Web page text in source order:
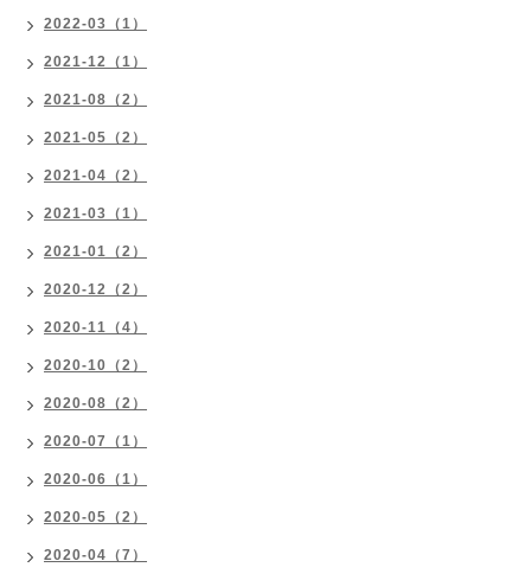
2022-03（1）
2021-12（1）
2021-08（2）
2021-05（2）
2021-04（2）
2021-03（1）
2021-01（2）
2020-12（2）
2020-11（4）
2020-10（2）
2020-08（2）
2020-07（1）
2020-06（1）
2020-05（2）
2020-04（7）